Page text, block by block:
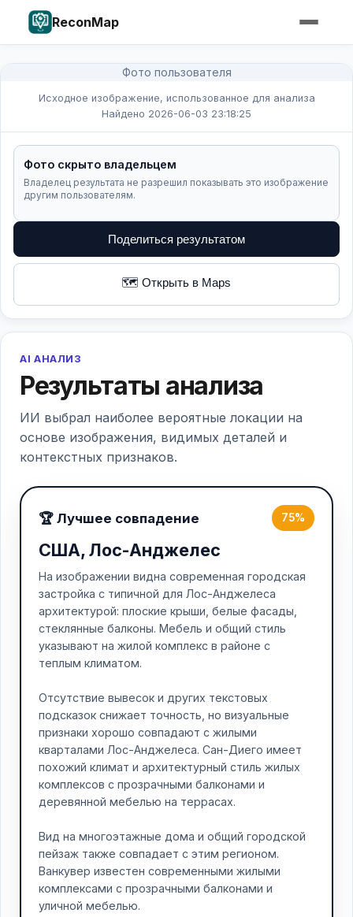
ReconMap
Фото пользователя
Исходное изображение, использованное для анализа
Найдено 2026-06-03 23:18:25
Фото скрыто владельцем
Владелец результата не разрешил показывать это изображение
другим пользователям.
Поделиться результатом
🗺️ Открыть в Maps
AI АНАЛИЗ
Результаты анализа
ИИ выбрал наиболее вероятные локации на
основе изображения, видимых деталей и
контекстных признаков.
🏆 Лучшее совпадение 75%
США, Лос-Анджелес
На изображении видна современная городская
застройка с типичной для Лос-Анджелеса
архитектурой: плоские крыши, белые фасады,
стеклянные балконы. Мебель и общий стиль
указывают на жилой комплекс в районе с
теплым климатом.
Отсутствие вывесок и других текстовых
подсказок снижает точность, но визуальные
признаки хорошо совпадают с жилыми
кварталами Лос-Анджелеса. Сан-Диего имеет
похожий климат и архитектурный стиль жилых
комплексов с прозрачными балконами и
деревянной мебелью на террасах.
Вид на многоэтажные дома и общий городской
пейзаж также совпадает с этим регионом.
Ванкувер известен современными жилыми
комплексами с прозрачными балконами и
уличной мебелью.